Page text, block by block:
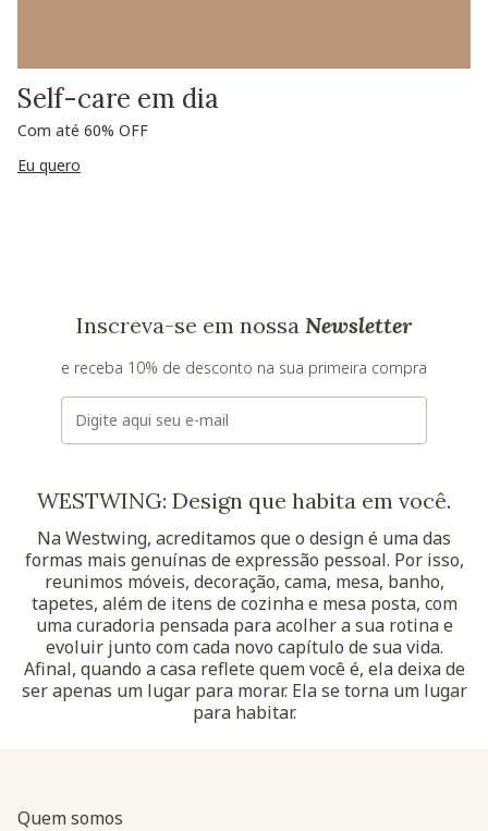
Self-care em dia
Com até 60% OFF
Eu quero
Inscreva-se em nossa Newsletter
e receba 10% de desconto na sua primeira compra
E-mail
WESTWING: Design que habita em você.
Na Westwing, acreditamos que o design é uma das
formas mais genuínas de expressão pessoal. Por isso,
reunimos móveis, decoração, cama, mesa, banho,
tapetes, além de itens de cozinha e mesa posta, com
uma curadoria pensada para acolher a sua rotina e
evoluir junto com cada novo capítulo de sua vida.
Afinal, quando a casa reflete quem você é, ela deixa de
ser apenas um lugar para morar. Ela se torna um lugar
para habitar.
Quem somos